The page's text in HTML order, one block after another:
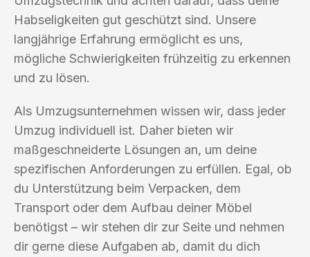
Habseligkeiten gut geschützt sind. Unsere
langjährige Erfahrung ermöglicht es uns,
mögliche Schwierigkeiten frühzeitig zu erkennen
und zu lösen.
Als Umzugsunternehmen wissen wir, dass jeder
Umzug individuell ist. Daher bieten wir
maßgeschneiderte Lösungen an, um deine
spezifischen Anforderungen zu erfüllen. Egal, ob
du Unterstützung beim Verpacken, dem
Transport oder dem Aufbau deiner Möbel
benötigst – wir stehen dir zur Seite und nehmen
dir gerne diese Aufgaben ab, damit du dich